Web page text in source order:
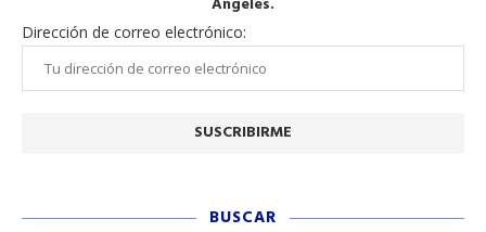
Dirección de correo electrónico:
BUSCAR